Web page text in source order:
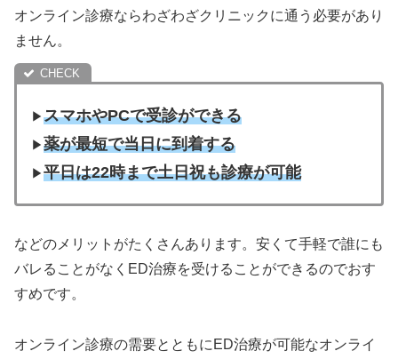
オンライン診療ならわざわざクリニックに通う必要があり
ません。
▶︎スマホやPCで受診ができる
▶︎薬が最短で当日に到着する
▶︎平日は22時まで土日祝も診療が可能
などのメリットがたくさんあります。安くて手軽で誰にも
バレることがなくED治療を受けることができるのでおす
すめです。
オンライン診療の需要とともにED治療が可能なオンライ